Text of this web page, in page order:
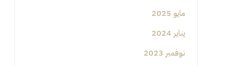
مايو 2025
يناير 2024
نوفمبر 2023